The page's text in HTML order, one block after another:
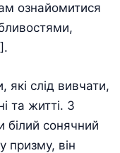
ознайомитися
які слід вивчати,
та житті. З
білий сонячний
призму, він